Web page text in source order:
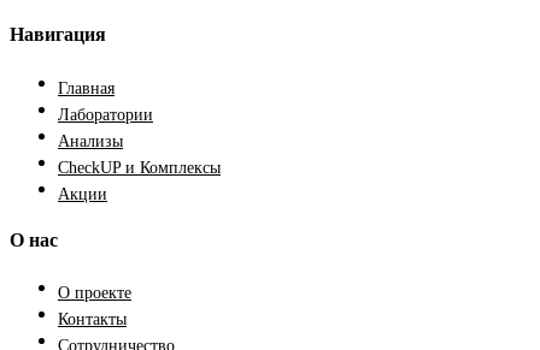
Навигация
Главная
Лаборатории
Анализы
CheckUP и Комплексы
Акции
О нас
О проекте
Контакты
Сотрудничество